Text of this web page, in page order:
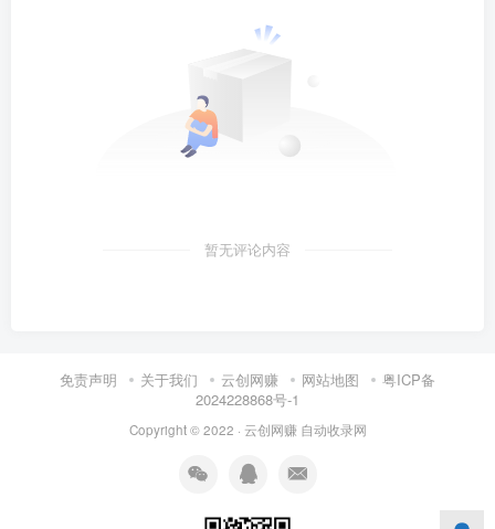
暂无评论内容
免责声明 关于我们 云创网赚 网站地图
粤ICP备
2024228868号-1
Copyright © 2022 · 云创网赚 自动收录网